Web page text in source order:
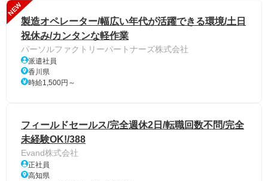
NEW
製造オペレーター/幅広い年代が活躍できる環境/土日
祝休み/カンタンな軽作業
パーソルファクトリーパートナーズ株式会社
派遣社員
香川県
時給1,500円～
フィールドセールス/完全週休2日/転職回数不問/完全
未経験OK!/388
Evand株式会社
正社員
高知県